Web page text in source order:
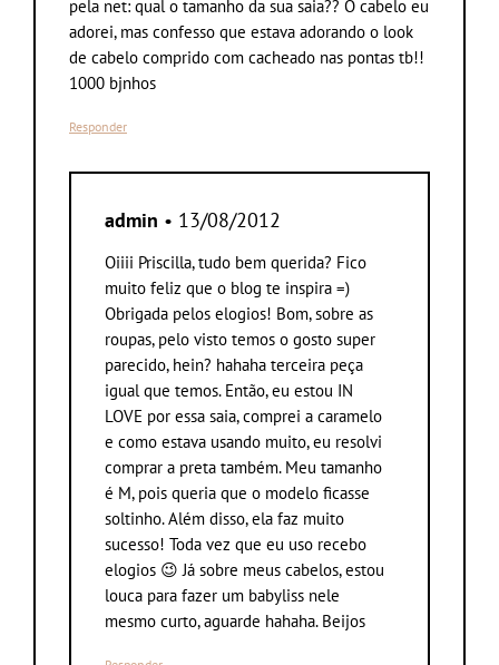
pela net: qual o tamanho da sua saia?? O cabelo eu
adorei, mas confesso que estava adorando o look
de cabelo comprido com cacheado nas pontas tb!!
1000 bjnhos
Responder
admin • 13/08/2012
Oiiii Priscilla, tudo bem querida? Fico
muito feliz que o blog te inspira =)
Obrigada pelos elogios! Bom, sobre as
roupas, pelo visto temos o gosto super
parecido, hein? hahaha terceira peça
igual que temos. Então, eu estou IN
LOVE por essa saia, comprei a caramelo
e como estava usando muito, eu resolvi
comprar a preta também. Meu tamanho
é M, pois queria que o modelo ficasse
soltinho. Além disso, ela faz muito
sucesso! Toda vez que eu uso recebo
elogios 😉 Já sobre meus cabelos, estou
louca para fazer um babyliss nele
mesmo curto, aguarde hahaha. Beijos